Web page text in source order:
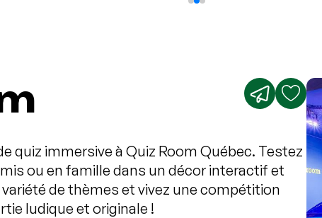
quiz immersive à Quiz Room Québec. Testez
ou en famille dans un décor interactif et
de thèmes et vivez une compétition
ludique et originale !